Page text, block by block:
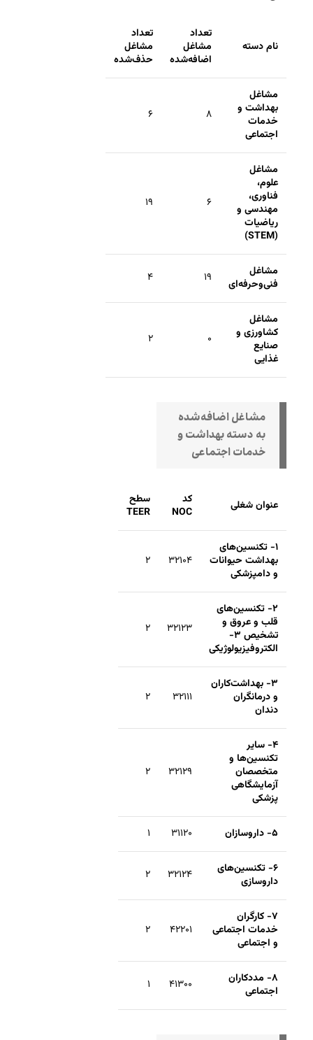
نام دسته
تعداد
مشاغل
اضافه‌شده
تعداد
مشاغل
حذف‌شده
مشاغل
بهداشت و
خدمات
اجتماعی
۸ ۶
مشاغل
علوم،
فناوری،
مهندسی و
ریاضیات
(STEM)
۶ ۱۹
مشاغل
فنی‌وحرفه‌ای
۱۹ ۴
مشاغل
کشاورزی و
صنایع
غذایی
۰ ۲
مشاغل اضافه‌شده
به دسته بهداشت و
خدمات اجتماعی
عنوان شغلی
کد
NOC
سطح
TEER
۱- تکنسین‌های
بهداشت حیوانات
و دامپزشکی
۳۲۱۰۴ ۲
۲- تکنسین‌های
قلب و عروق و
تشخیص ۳-
الکتروفیزیولوژیکی
۳۲۱۲۳ ۲
۳- بهداشت‌کاران
و درمانگران
دندان
۳۲۱۱۱ ۲
۴- سایر
تکنسین‌ها و
متخصصان
آزمایشگاهی
پزشکی
۳۲۱۲۹ ۲
۵- داروسازان ۳۱۱۲۰ ۱
۶- تکنسین‌های
داروسازی
۳۲۱۲۴ ۲
۷- کارگران
خدمات اجتماعی
و اجتماعی
۴۲۲۰۱ ۲
۸- مددکاران
اجتماعی
۴۱۳۰۰ ۱